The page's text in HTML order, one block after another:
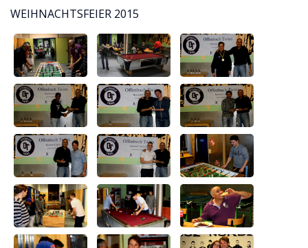
WEIHNACHTSFEIER 2015